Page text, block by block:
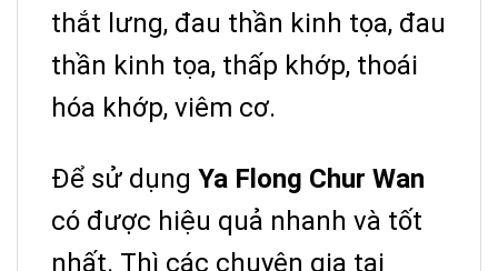
thắt lưng, đau thần kinh tọa, đau
thần kinh tọa, thấp khớp, thoái
hóa khớp, viêm cơ.
Để sử dụng Ya Flong Chur Wan
có được hiệu quả nhanh và tốt
nhất. Thì các chuyên gia tại